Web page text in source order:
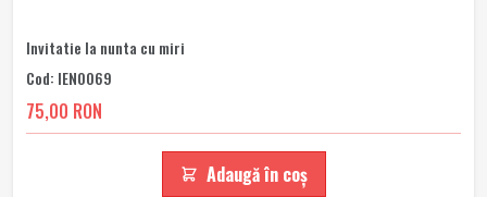
Invitatie la nunta cu miri
Cod: IEN0069
75,00 RON
Adaugă în coș